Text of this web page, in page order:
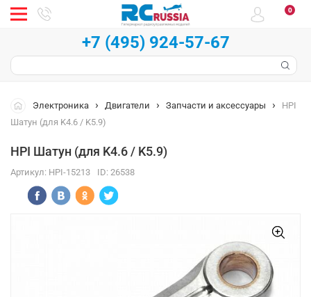
0
+7 (495) 924-57-67
Электроника Двигатели Запчасти и аксессуары
HPI
Шатун (для K4.6 / K5.9)
HPI Шатун (для K4.6 / K5.9)
Артикул: HPI-15213 ID: 26538